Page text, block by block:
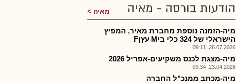
הודעות בורסה - מאיה מאיה
מיה-הזמנה נוספת מחברת מאיר, המפיץ
הישראלי של 324 כלי ביM עץןF
28.07.2026, 09:11
מיה-מצגת לכנס משקיעים-אפריל 2026
23.04.2026, 09:34
מיה-מכתב ממנכ"ל החברה